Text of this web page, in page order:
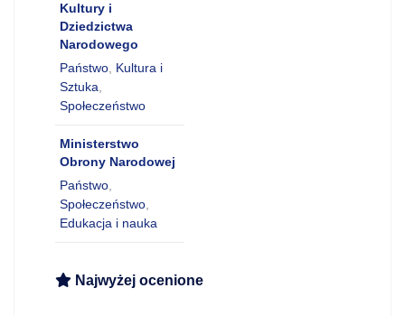
Kultury i
Dziedzictwa
Narodowego
Państwo Kultura i
Sztuka
Społeczeństwo
Ministerstwo
Obrony Narodowej
Państwo
Społeczeństwo
Edukacja i nauka
Najwyżej ocenione